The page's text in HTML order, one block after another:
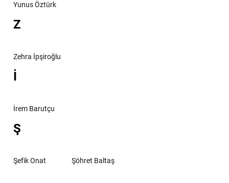
Yunus Öztürk
Z
Zehra İpşiroğlu
İ
İrem Barutçu
Ş
Şefik Onat Şöhret Baltaş